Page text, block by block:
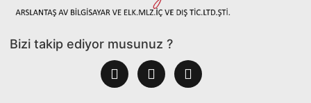
Bizi takip ediyor musunuz ?